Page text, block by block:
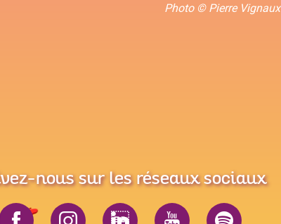
Photo © Pierre Vignaux
nous sur les réseaux sociaux